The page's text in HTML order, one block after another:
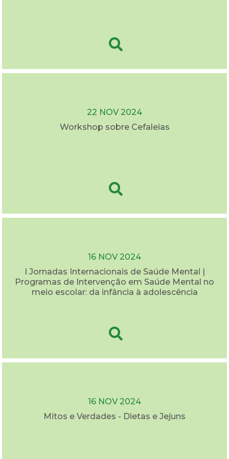
22 NOV 2024
Workshop sobre Cefaleias
16 NOV 2024
I Jornadas Internacionais de Saúde Mental |
Programas de Intervenção em Saúde Mental no
meio escolar: da infância à adolescência
16 NOV 2024
Mitos e Verdades - Dietas e Jejuns